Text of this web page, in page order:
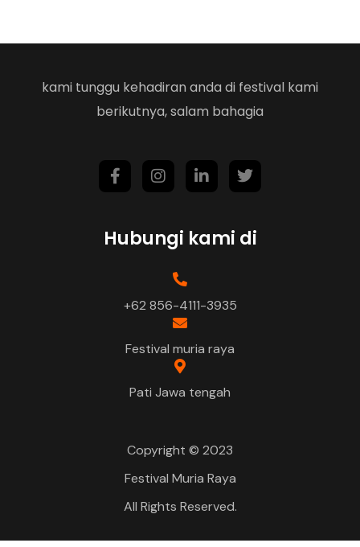
kami tunggu kehadiran anda di festival kami
berikutnya, salam bahagia
Hubungi kami di
+62 856-4111-3935
Festival muria raya
Pati Jawa tengah
Copyright © 2023
Festival Muria Raya
All Rights Reserved.